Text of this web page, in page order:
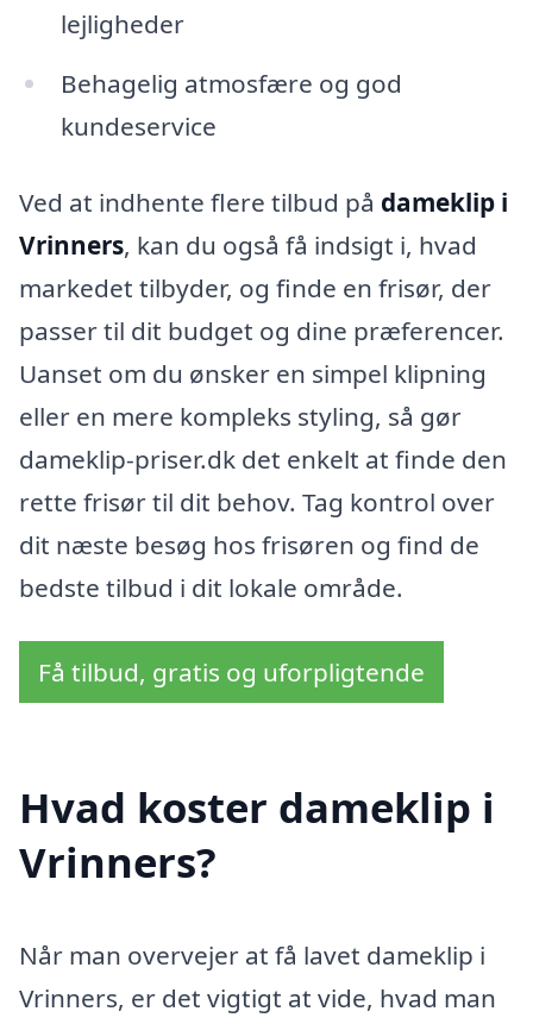
lejligheder
Behagelig atmosfære og god
kundeservice
Ved at indhente flere tilbud på dameklip i
Vrinners, kan du også få indsigt i, hvad
markedet tilbyder, og finde en frisør, der
passer til dit budget og dine præferencer.
Uanset om du ønsker en simpel klipning
eller en mere kompleks styling, så gør
dameklip-priser.dk det enkelt at finde den
rette frisør til dit behov. Tag kontrol over
dit næste besøg hos frisøren og find de
bedste tilbud i dit lokale område.
Få tilbud, gratis og uforpligtende
Hvad koster dameklip i
Vrinners?
Når man overvejer at få lavet dameklip i
Vrinners, er det vigtigt at vide, hvad man